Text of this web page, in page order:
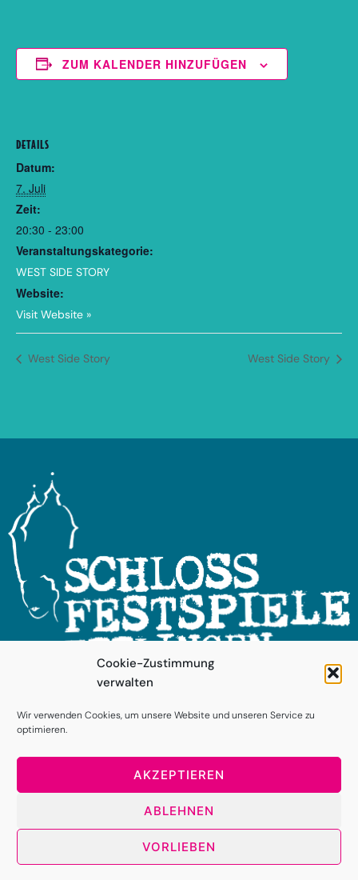
Cookie-Zustimmung
verwalten
Wir verwenden Cookies, um unsere Website und unseren Service zu
optimieren.
AKZEPTIEREN
ABLEHNEN
VORLIEBEN
ZUM KALENDER HINZUFÜGEN
DETAILS
Datum:
7. Juli
Zeit:
20:30 - 23:00
Veranstaltungskategorie:
WEST SIDE STORY
Website:
Visit Website »
West Side Story West Side Story
FOLGEN SIE UNS!